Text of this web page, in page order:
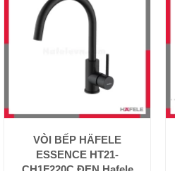
VÒI BẾP HÄFELE
ESSENCE HT21-